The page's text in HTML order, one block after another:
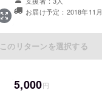
お届け予定：2018年11月
このリターンを選択する
5,000円